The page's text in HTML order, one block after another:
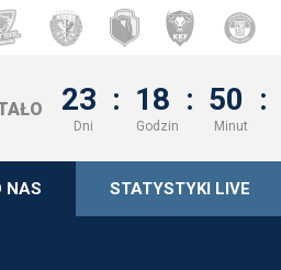
23 : 18 : 50 :
Dni Godzin Minut
NAS STATYSTYKI LIVE